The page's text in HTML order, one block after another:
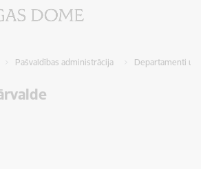
Pašvaldības administrācija Departamenti un